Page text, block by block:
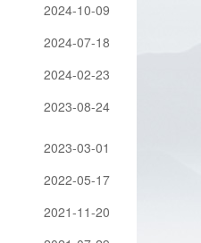
2024-10-09
2024-07-18
2024-02-23
2023-08-24
2023-03-01
2022-05-17
2021-11-20